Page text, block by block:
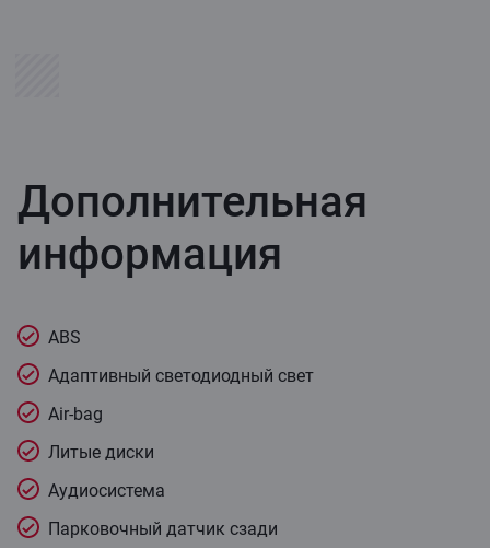
Дополнительная
информация
ABS
Адаптивный светодиодный свет
Air-bag
Литые диски
Аудиосистема
Парковочный датчик сзади